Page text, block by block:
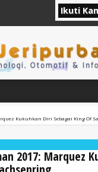
Ikuti
Kukuhkan Diri Sebagai King Of
2017: Marquez